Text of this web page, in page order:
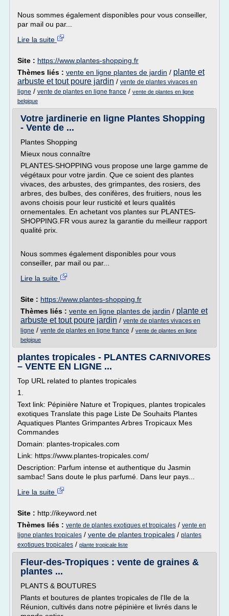
Nous sommes également disponibles pour vous conseiller,
par mail ou par...
Lire la suite
Site : https://www.plantes-shopping.fr
Thèmes liés : vente en ligne plantes de jardin / plante et
arbuste et tout poure jardin / vente de plantes vivaces en
ligne / vente de plantes en ligne france / vente de plantes en ligne
belgique
Votre jardinerie en ligne Plantes Shopping
- Vente de ...
Plantes Shopping
Mieux nous connaître
PLANTES-SHOPPING vous propose une large gamme de
végétaux pour votre jardin. Que ce soient des plantes
vivaces, des arbustes, des grimpantes, des rosiers, des
arbres, des bulbes, des conifères, des fruitiers, nous les
avons choisis pour leur rusticité et leurs qualités
ornementales. En achetant vos plantes sur PLANTES-
SHOPPING.FR vous aurez la garantie du meilleur rapport
qualité prix.
Nous sommes également disponibles pour vous
conseiller, par mail ou par...
Lire la suite
Site : https://www.plantes-shopping.fr
Thèmes liés : vente en ligne plantes de jardin / plante et
arbuste et tout poure jardin / vente de plantes vivaces en
ligne / vente de plantes en ligne france / vente de plantes en ligne
belgique
plantes tropicales - PLANTES CARNIVORES
– VENTE EN LIGNE ...
Top URL related to plantes tropicales
1.
Text link: Pépinière Nature et Tropiques, plantes tropicales
exotiques Translate this page Liste De Souhaits Plantes
Aquatiques Plantes Grimpantes Arbres Tropicaux Mes
Commandes
Domain: plantes-tropicales.com
Link: https://www.plantes-tropicales.com/
Description: Parfum intense et authentique du Jasmin
sambac! Sans doute le plus parfumé. Dans leur pays...
Lire la suite
Site : http://ikeyword.net
Thèmes liés : vente de plantes exotiques et tropicales / vente en
ligne plantes tropicales / vente de plantes tropicales / plantes
exotiques tropicales / plante tropicale liste
Fleur-des-Tropiques : vente de graines &
plantes ...
PLANTS & BOUTURES
Plants et boutures de plantes tropicales de l'Ile de la
Réunion, cultivés dans notre pépinière et livrés dans le